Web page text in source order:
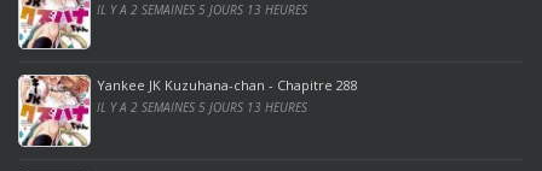
o
o
ff
i
c
IL Y A 2 SEMAINES 5 JOURS 13 HEURES
Yankee JK Kuzuhana-chan - Chapitre 288
IL Y A 2 SEMAINES 5 JOURS 13 HEURES